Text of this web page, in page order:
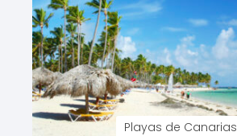
Playas de Canarias